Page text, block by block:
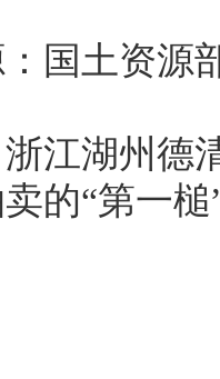
土资源部
湖州德
的“第一